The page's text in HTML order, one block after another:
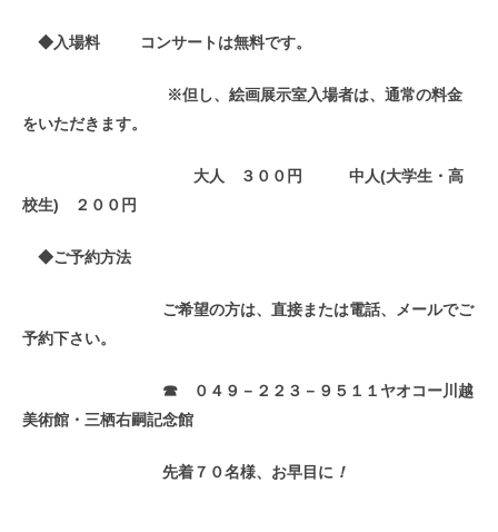
◆入場料 コンサートは無料です。
※但し、絵画展示室入場者は、通常の料金
をいただきます。
大人 ３００円 中人(大学生・高
校生) ２００円
◆ご予約方法
ご希望の方は、直接または電話、メールでご
予約下さい。
☎ ０４９－２２３－９５１１ヤオコー川越
美術館・三栖右嗣記念館
先着７０名様、お早目に ！